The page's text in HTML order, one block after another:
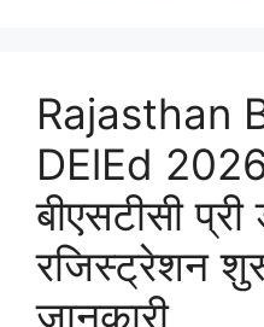
Rajasthan
DElEd
बीएसटीसी
रजिस्ट्रेशन
जानकारी